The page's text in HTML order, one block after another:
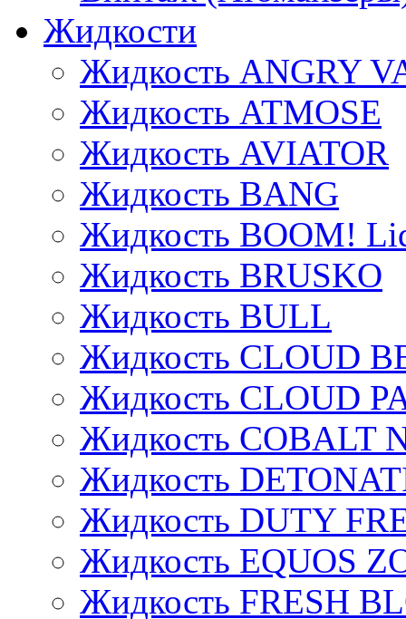
Жидкости
Жидкость ANGRY
Жидкость ATMOSE
Жидкость AVIATOR
Жидкость BANG
Жидкость BOOM!
Жидкость BRUSKO
Жидкость BULL
Жидкость CLOUD
Жидкость CLOUD
Жидкость COBALT
Жидкость
Жидкость DUTY
Жидкость EQUOS
Жидкость FRESH